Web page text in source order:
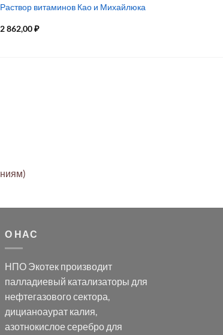
Раствор витаминов Као и Михайлюка
2 862,00₽
О НАС
НПО Экотек производит
палладиевый катализаторы для
нефтегазового сектора,
дицианоаурат калия,
азотнокислое серебродля